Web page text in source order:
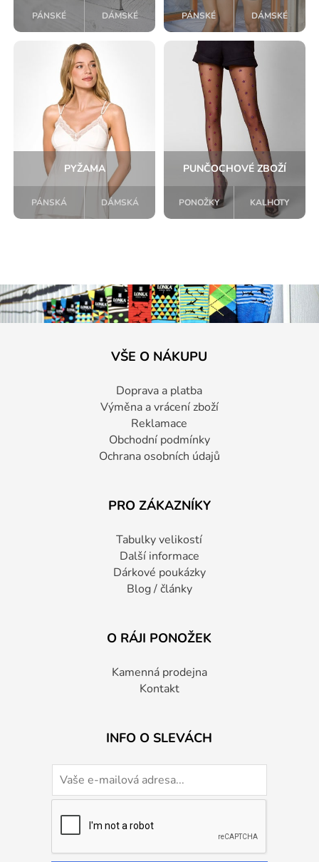
PÁNSKÉ DÁMSKÉ PÁNSKÉ DÁMSKÉ
PYŽAMA
PÁNSKÁ DÁMSKÁ
PUNČOCHOVÉ ZBOŽÍ
PONOŽKY KALHOTY
VŠE O NÁKUPU
Doprava a platba
Výměna a vrácení zboží
Reklamace
Obchodní podmínky
Ochrana osobních údajů
PRO ZÁKAZNÍKY
Tabulky velikostí
Další informace
Dárkové poukázky
Blog / články
O RÁJI PONOŽEK
Kamenná prodejna
Kontakt
INFO O SLEVÁCH